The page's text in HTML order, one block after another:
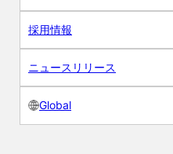
採用情報
ニュースリリース
Global